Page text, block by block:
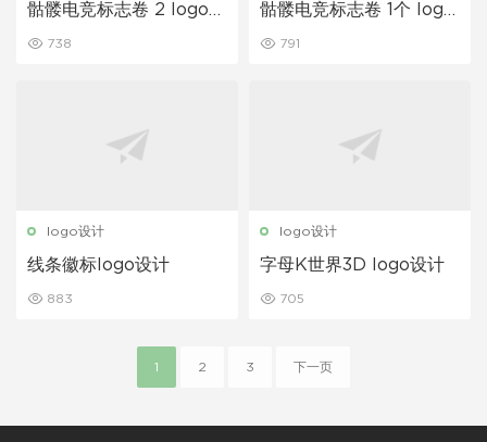
骷髅电竞标志卷 2 logo模
738
骷髅电竞标志卷 1个 logo
791
logo设计
线条徽标logo设计
883
logo设计
字母K世界3D logo设计
705
1 2 3 下一页